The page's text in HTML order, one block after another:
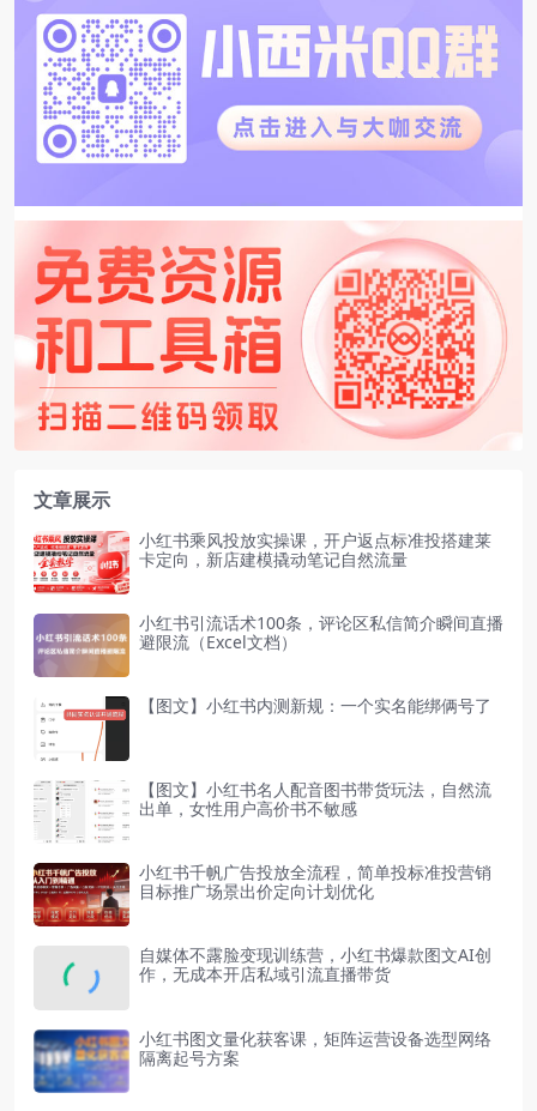
文章展示
小红书乘风投放实操课，开户返点标准投搭建莱
卡定向，新店建模撬动笔记自然流量
小红书引流话术100条，评论区私信简介瞬间直播
避限流（Excel文档）
【图文】小红书内测新规：一个实名能绑俩号了
【图文】小红书名人配音图书带货玩法，自然流
出单，女性用户高价书不敏感
小红书千帆广告投放全流程，简单投标准投营销
目标推广场景出价定向计划优化
自媒体不露脸变现训练营，小红书爆款图文AI创
作，无成本开店私域引流直播带货
小红书图文量化获客课，矩阵运营设备选型网络
隔离起号方案